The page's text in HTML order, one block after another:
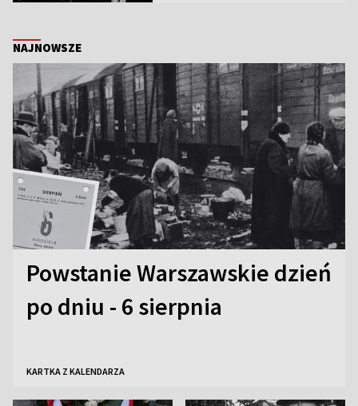
NAJNOWSZE
Powstanie Warszawskie dzień
po dniu - 6 sierpnia
KARTKA Z KALENDARZA